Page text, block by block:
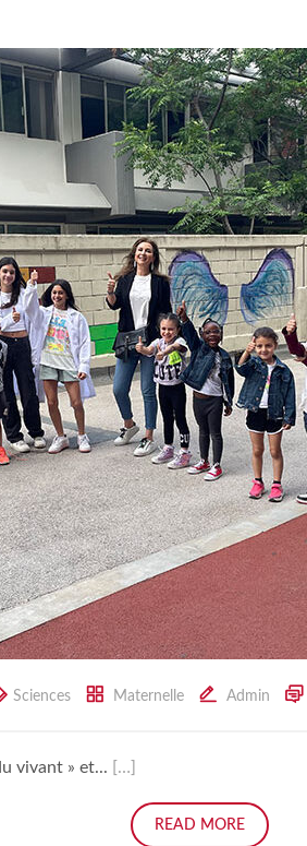
Sciences Maternelle Admin
vivant » et... […]
READ MORE